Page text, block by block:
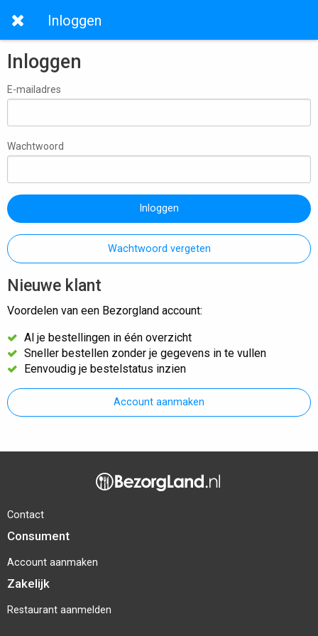
Inloggen
Inloggen
E-mailadres
Wachtwoord
Inloggen
Wachtwoord vergeten
Nieuwe klant
Voordelen van een Bezorgland account:
Al je bestellingen in één overzicht
Sneller bestellen zonder je gegevens in te vullen
Eenvoudig je bestelstatus inzien
Account aanmaken
Contact
Consument
Account aanmaken
Zakelijk
Restaurant aanmelden